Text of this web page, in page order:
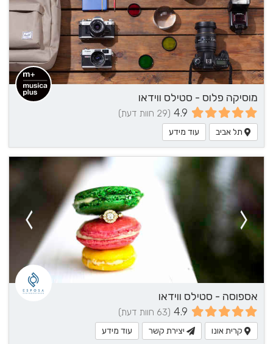
מוסיקה פלוס - סטילס ווידאו
4.9 (29 חוות דעת)
תל אביב עוד מידע
אספוסה - סטילס ווידאו
4.9 (63 חוות דעת)
קרית אונו יצירת קשר עוד מידע